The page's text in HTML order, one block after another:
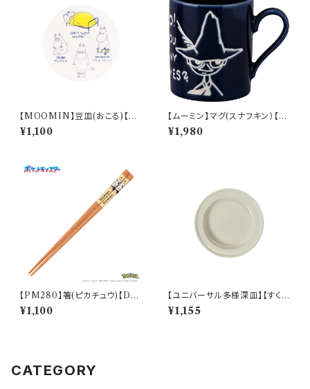
【MOOMIN】豆皿(おこる)【M
M14000】MM14003-333
¥1,100
【ムーミン】マグ(スナフキン）【M
M9000】MM9003-11
¥1,980
【PM280】箸(ピカチュウ)【Dail
y Sketch】PM284-840
¥1,100
【ユニバーサル多様深皿】【すくい
やすいうつわ】16.5cm ディープ
プレート（ホワイト）【NB10】
¥1,155
CATEGORY